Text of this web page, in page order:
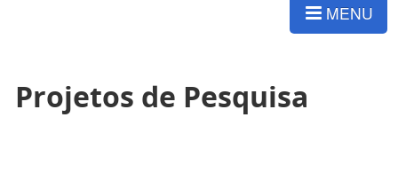
MENU
Projetos de Pesquisa